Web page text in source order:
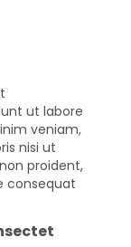
ut labore
veniam,
nisi ut
proident,
consequat